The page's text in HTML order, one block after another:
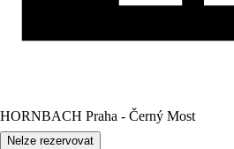
HORNBACH Praha - Černý Most
Nelze rezervovat